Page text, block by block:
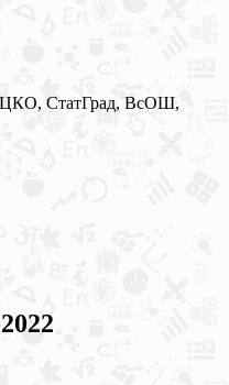
СтатГрад, ВсОШ,